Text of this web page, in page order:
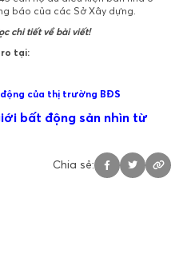
báo của các Sở Xây dựng.
chi tiết về bài viết!
tại:
động của thị trường BĐS
bất động sản nhìn từ
Chia sẻ: